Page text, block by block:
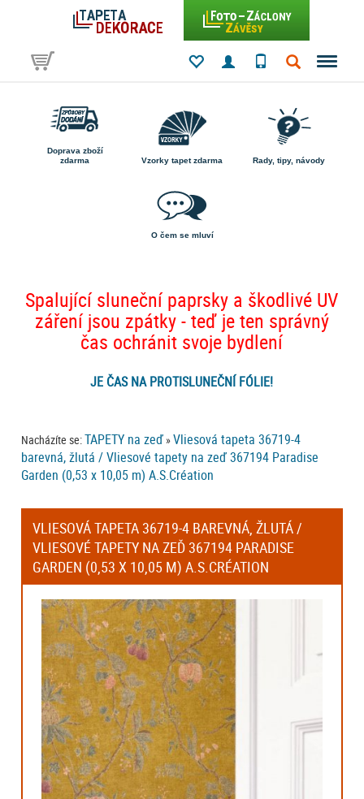
Doprava zboží
zdarma
Vzorky tapet zdarma Rady, tipy, návody
O čem se mluví
Spalující sluneční paprsky a škodlivé UV
záření jsou zpátky - teď je ten správný
čas ochránit svoje bydlení
JE ČAS NA PROTISLUNEČNÍ FÓLIE!
Nacházíte se:TAPETY na zeď »Vliesová tapeta 36719-4
barevná, žlutá / Vliesové tapety na zeď 367194 Paradise
Garden (0,53 x 10,05 m) A.S.Création
VLIESOVÁ TAPETA 36719-4 BAREVNÁ, ŽLUTÁ /
VLIESOVÉ TAPETY NA ZEĎ 367194 PARADISE
GARDEN (0,53 X 10,05 M) A.S.CRÉATION